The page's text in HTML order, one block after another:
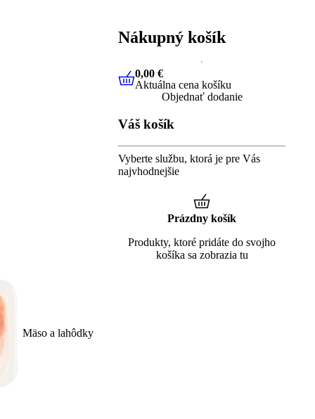
Mäso a lahôdky
Nákupný košík
0,00 €Aktuálna cena košíku
0,00 €
Aktuálna cena košíku
Objednať dodanie
Váš košík
Vyberte službu, ktorá je pre Vás
najvhodnejšie
Prázdny košík
Produkty, ktoré pridáte do svojho
košíka sa zobrazia tu